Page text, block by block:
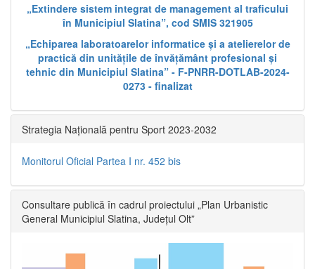
„Extindere sistem integrat de management al traficului
în Municipiul Slatina”, cod SMIS 321905
„Echiparea laboratoarelor informatice și a atelierelor de
practică din unitățile de învățământ profesional și
tehnic din Municipiul Slatina” - F-PNRR-DOTLAB-2024-
0273 - finalizat
Strategia Națională pentru Sport 2023-2032
Monitorul Oficial Partea I nr. 452 bis
Consultare publică în cadrul proiectului „Plan Urbanistic
General Municipiul Slatina, Județul Olt”